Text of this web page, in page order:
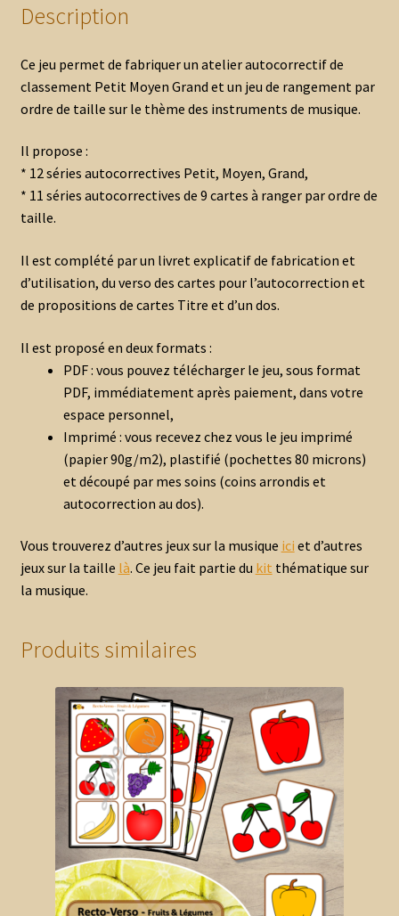
Description
Ce jeu permet de fabriquer un atelier autocorrectif de
classement Petit Moyen Grand et un jeu de rangement par
ordre de taille sur le thème des instruments de musique.
Il propose :
* 12 séries autocorrectives Petit, Moyen, Grand,
* 11 séries autocorrectives de 9 cartes à ranger par ordre de
taille.
Il est complété par un livret explicatif de fabrication et
d’utilisation, du verso des cartes pour l’autocorrection et
de propositions de cartes Titre et d’un dos.
Il est proposé en deux formats :
PDF : vous pouvez télécharger le jeu, sous format
PDF, immédiatement après paiement, dans votre
espace personnel,
Imprimé : vous recevez chez vous le jeu imprimé
(papier 90g/m2), plastifié (pochettes 80 microns)
et découpé par mes soins (coins arrondis et
autocorrection au dos).
Vous trouverez d’autres jeux sur la musique ici et d’autres
jeux sur la taille là. Ce jeu fait partie du kit thématique sur
la musique.
Produits similaires